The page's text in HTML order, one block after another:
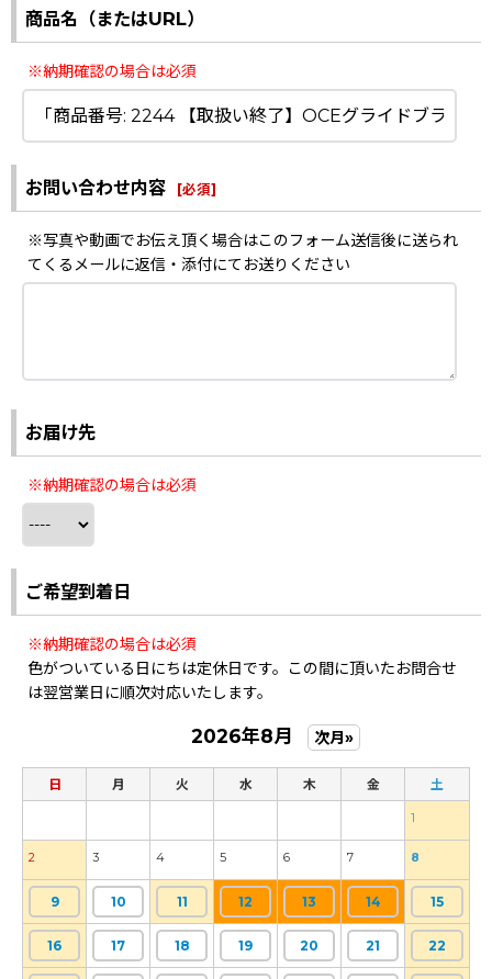
商品名（またはURL）
※納期確認の場合は必須
お問い合わせ内容 [必須]
※写真や動画でお伝え頂く場合はこのフォーム送信後に送られ
てくるメールに返信・添付にてお送りください
お届け先
※納期確認の場合は必須
ご希望到着日
※納期確認の場合は必須
色がついている日にちは定休日です。この間に頂いたお問合せ
は翌営業日に順次対応いたします。
2026年8月 次月»
日 月 火 水 木 金 土
1
2 3 4 5 6 7 8
9 10 11 12 13 14 15
16 17 18 19 20 21 22